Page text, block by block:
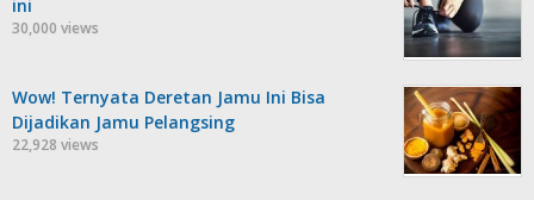
ini
30,000 views
Wow! Ternyata Deretan Jamu Ini Bisa
Dijadikan Jamu Pelangsing
22,928 views